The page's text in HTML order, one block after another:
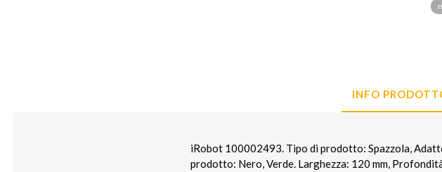
INFO
iRobot 100002493. Tipo di prodotto: Spazzola,
prodotto: Nero, Verde. Larghezza: 120 mm,